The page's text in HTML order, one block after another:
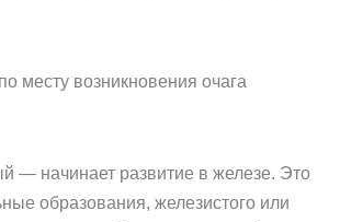
месту возникновения очага
— начинает развитие в железе. Это
образования, железистого или